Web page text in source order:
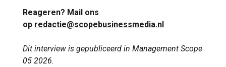
Reageren? Mail ons
op redactie@scopebusinessmedia.nl
Dit interview is gepubliceerd in Management Scope
05 2026.